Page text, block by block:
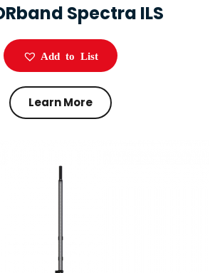
Spectra ILS
Add to List
Learn More